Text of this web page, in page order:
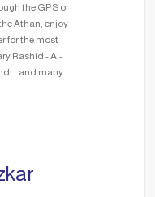
the GPS or
Athan, enjoy
for the most
Rashid - Al-
.. and many